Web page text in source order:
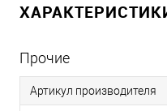
Прочие
Артикул производителя